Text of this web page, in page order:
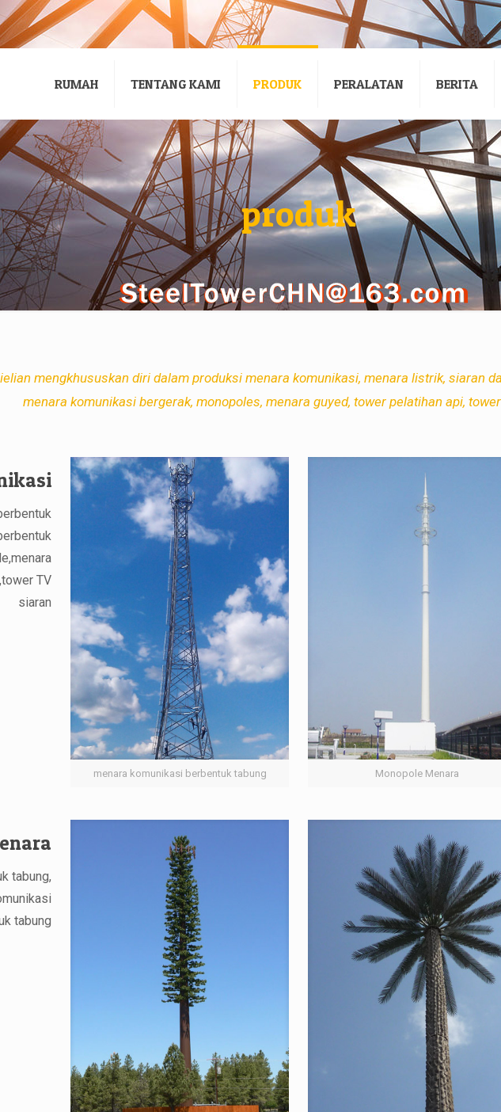
RUMAH TENTANG KAMI PRODUK PERALATAN BERITA
produk
mengkhususkan diri dalam produksi menara komunikasi, menara listrik, siaran
menara komunikasi bergerak, monopoles, menara guyed, tower pelatihan api,
TV
siaran
menara komunikasi berbentuk tabung Monopole Menara
tabung,
tabung